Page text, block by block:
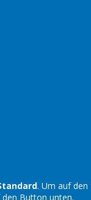
. Um auf den
den Button unten.